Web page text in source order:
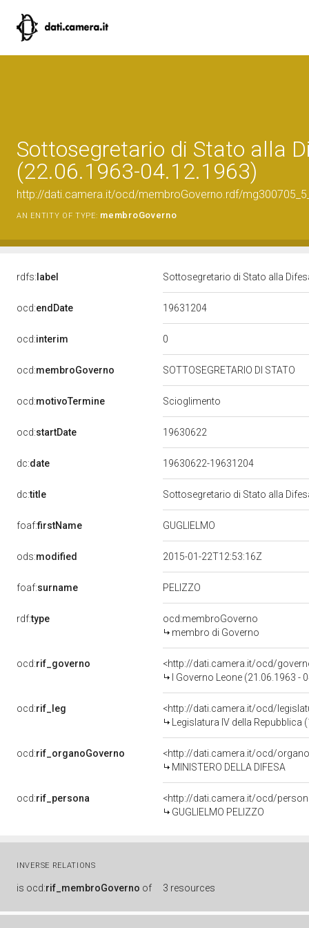
Sottosegretario di Stato alla
(22.06.1963-04.12.1963)
http://dati.camera.it/ocd/membroGoverno.rdf/
AN ENTITY OF TYPE: membroGoverno
rdfs: label Sottosegretario di Stato alla
ocd:endDate 19631204
ocd:interim 0
ocd:membroGoverno SOTTOSEGRETARIO DI STATO
ocd:motivoTermine Scioglimento
ocd:startDate 19630622
dc:date 19630622-19631204
dc:title Sottosegretario di Stato alla
foaf:firstName GUGLIELMO
ods:modified 2015-01-22T12:53:16Z
foaf:surname PELIZZO
rdf:type
ocd:membroGoverno
membro di Governo
ocd:rif_governo
<http://dati.camera.it/ocd/
I Governo Leone (21.06.1963 -
ocd:rif_leg
<http://dati.camera.it/ocd/
Legislatura IV della
ocd:rif_organoGoverno
<http://dati.camera.it/ocd/
MINISTERO DELLA DIFESA
ocd:rif_persona
<http://dati.camera.it/ocd/
GUGLIELMO PELIZZO
INVERSE RELATIONS
is ocd:rif_membroGoverno of 3 resources